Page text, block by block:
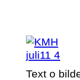
Text o